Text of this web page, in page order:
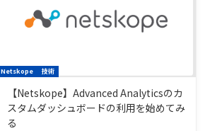
Netskope 技術
【Netskope】Advanced Analyticsのカ
スタムダッシュボードの利用を始めてみ
る